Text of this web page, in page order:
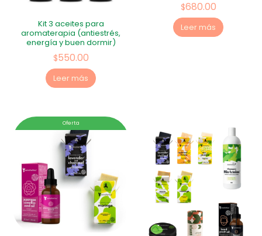
Kit 3 aceites para
aromaterapia (antiestrés,
energía y buen dormir)
$550.00
Leer más
$680.00
Leer más
Oferta